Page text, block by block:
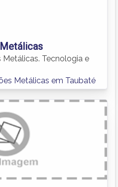
Tecnologia e
Metálicas em Taubaté